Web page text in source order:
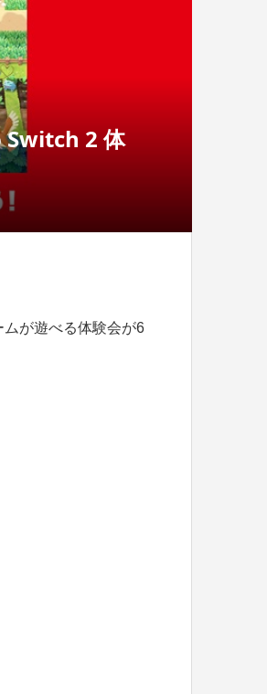
Switch 2 体
が遊べる体験会が6